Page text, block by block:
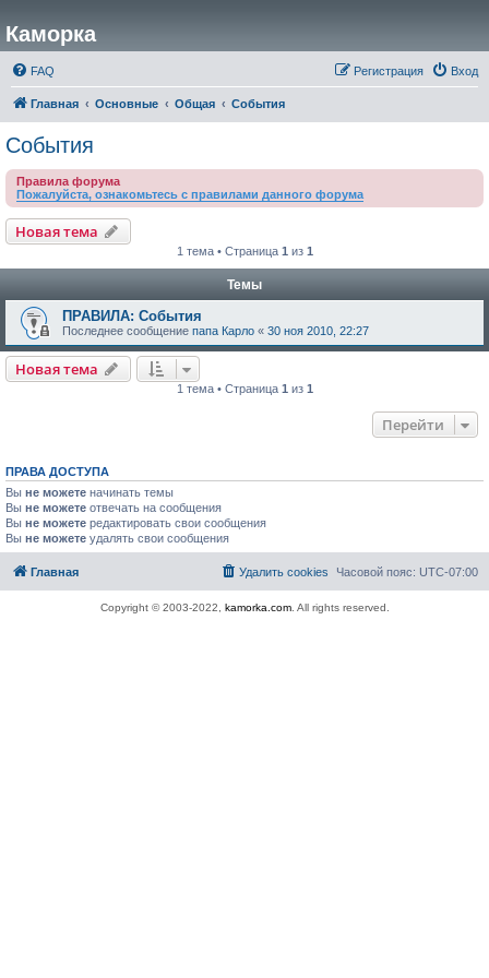
Каморка
FAQ Вход
Регистрация
Главная Основные Общая События
События
Правила форума
Пожалуйста, ознакомьтесь с правилами данного форума
Новая тема
1 тема • Страница 1 из 1
Темы
ПРАВИЛА: События
Последнее сообщение папа Карло « 30 ноя 2010, 22:27
Новая тема
1 тема • Страница 1 из 1
Перейти
ПРАВА ДОСТУПА
Вы не можете начинать темы
Вы не можете отвечать на сообщения
Вы не можете редактировать свои сообщения
Вы не можете удалять свои сообщения
Главная Часовой пояс: UTC-07:00
Удалить cookies
Copyright © 2003-2022, kamorka.com. All rights reserved.